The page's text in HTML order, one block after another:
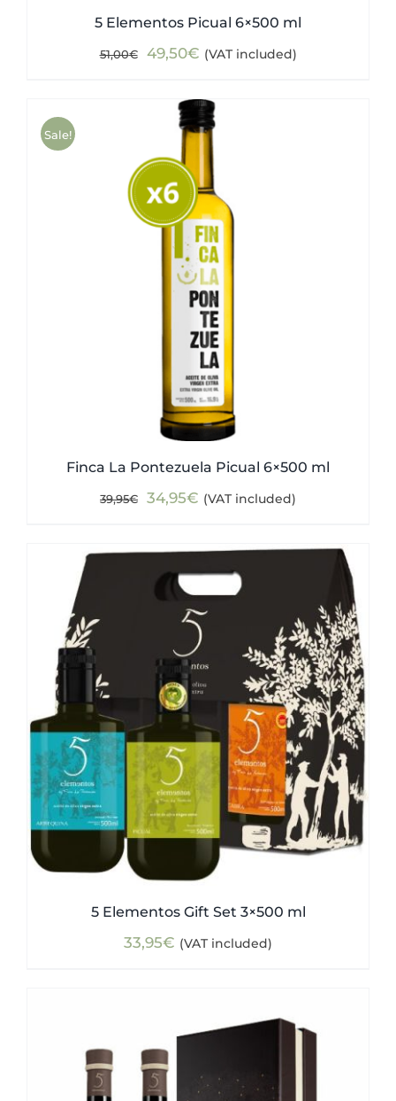
5 Elementos Picual 6×500 ml
51,00€
Original
was:
51,00€.
49,50€Current
is:
49,50€.
(VAT included)
Sale!
Finca La Pontezuela Picual 6×500 ml
39,95€
Original
was:
39,95€.
34,95€ Current
is:
34,95€.
(VAT included)
5 Elementos Gift Set 3×500 ml
33,95€ (VAT included)